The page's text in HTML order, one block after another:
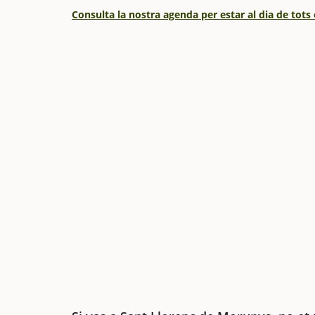
Consulta la nostra agenda per estar al dia de